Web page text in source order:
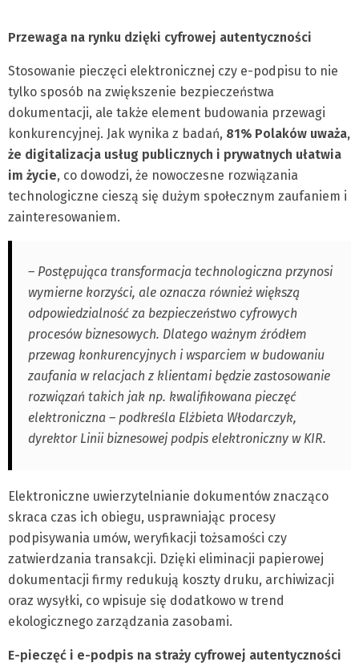
Przewaga na rynku dzięki cyfrowej autentyczności
Stosowanie pieczęci elektronicznej czy e-podpisu to nie
tylko sposób na zwiększenie bezpieczeństwa
dokumentacji, ale także element budowania przewagi
konkurencyjnej. Jak wynika z badań, 81% Polaków uważa,
że digitalizacja usług publicznych i prywatnych ułatwia
im życie, co dowodzi, że nowoczesne rozwiązania
technologiczne cieszą się dużym społecznym zaufaniem i
zainteresowaniem.
– Postępująca transformacja technologiczna przynosi
wymierne korzyści, ale oznacza również większą
odpowiedzialność za bezpieczeństwo cyfrowych
procesów biznesowych. Dlatego ważnym źródłem
przewag konkurencyjnych i wsparciem w budowaniu
zaufania w relacjach z klientami będzie zastosowanie
rozwiązań takich jak np. kwalifikowana pieczęć
elektroniczna – podkreśla Elżbieta Włodarczyk,
dyrektor Linii biznesowej podpis elektroniczny w KIR.
Elektroniczne uwierzytelnianie dokumentów znacząco
skraca czas ich obiegu, usprawniając procesy
podpisywania umów, weryfikacji tożsamości czy
zatwierdzania transakcji. Dzięki eliminacji papierowej
dokumentacji firmy redukują koszty druku, archiwizacji
oraz wysyłki, co wpisuje się dodatkowo w trend
ekologicznego zarządzania zasobami.
E-pieczęć i e-podpis na straży cyfrowej autentyczności